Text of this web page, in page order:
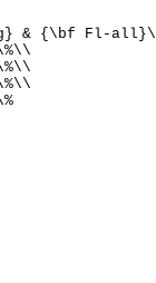
& {\bf Fl-